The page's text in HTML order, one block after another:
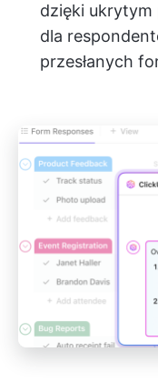
dzięki ukrytym
dla
przesłanych